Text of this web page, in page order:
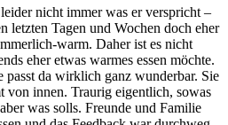
nicht immer was er verspricht –
letzten Tagen und Wochen doch eher
warm. Daher ist es nicht
eher etwas warmes essen möchte.
da wirklich ganz wunderbar. Sie
von innen. Traurig eigentlich, sowas
was solls. Freunde und Familie